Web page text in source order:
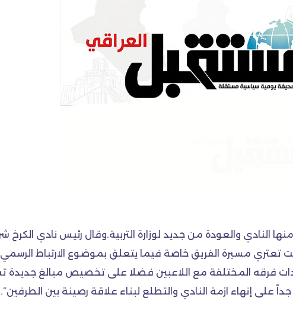
منها النادي والعودة من جديد لوزارة التربية.وقال رئيس نادي
تعتري مسيرة الفريق خاصة فيما يتعلق بموضوع الارتباط الرسمي
فرقه المختلفة مع اللاعبين فضلا على تخصيص مبالغ
على إنهاء ازمة النادي والتطلع لبناء علاقة رصينة بين الطرفين”.